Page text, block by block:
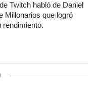
Twitch habló de Daniel
Millonarios que logró
rendimiento.